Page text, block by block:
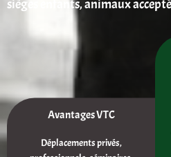
sièges enfants, animaux
Avantages VTC
Déplacements privés,